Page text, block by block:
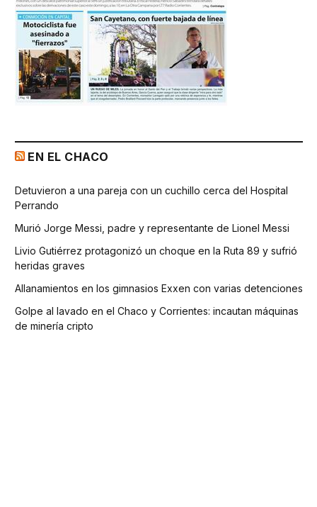
EN EL CHACO
Detuvieron a una pareja con un cuchillo cerca del Hospital
Perrando
Murió Jorge Messi, padre y representante de Lionel Messi
Livio Gutiérrez protagonizó un choque en la Ruta 89 y sufrió
heridas graves
Allanamientos en los gimnasios Exxen con varias detenciones
Golpe al lavado en el Chaco y Corrientes: incautan máquinas
de minería cripto